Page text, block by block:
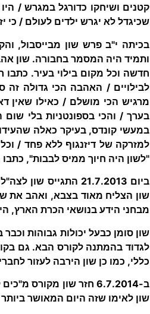
קטנים ושיחקו כדורגל במגרש /
שכיגדל לא יגרש ילדים לעולם / כי
בכיתה י"ב פרש שון מבייסבול,
ותמיד היה המסמר בחבורה. שון
חדשה וכל מקום בילוי בעיר.
לבילויים / האהבה הכי גדולה זה
מרגיש הכי מושלם / כאילו שאין
בערך / והכי בספונטניות בלי
במעשי קונדס, בעיקר כאלה
למזרקה של דיזנגוף ללא פחד /
"לשון היה חיוך ממיס לבבות",
שון הצליח מאוד בצבא, ואהב את
מבחני הידע בנושאי הכרת הארץ,
לגדוד בהמתנה לקורס הבא. גם
כללי, כמו כן שון הירבה לעזור
ב-6.7.2014 חזר שון
שון לאימו שזה היום המאושר